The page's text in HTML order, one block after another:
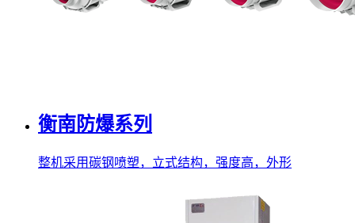
衡南防爆系列
整机采用碳钢喷塑，立式结构，强度高，外形